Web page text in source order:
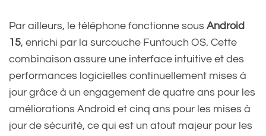
Par ailleurs, le téléphone fonctionne sous Android
15, enrichi par la surcouche Funtouch OS. Cette
combinaison assure une interface intuitive et des
performances logicielles continuellement mises à
jour grâce à un engagement de quatre ans pour les
améliorations Android et cinq ans pour les mises à
jour de sécurité, ce qui est un atout majeur pour les